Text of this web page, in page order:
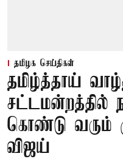
தமிழக செய்திகள்
தமிழ்த்தாய்
சட்டமன்றத்தில்
கொண்டு வரும்
விஜய்